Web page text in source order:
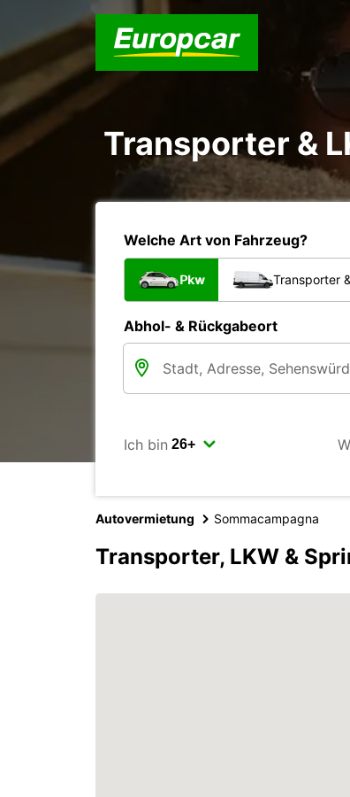
Transporter &
Welche Art von Fahrzeug?
Pkw Transporter
Abhol- & Rückgabeort
Ich bin
Autovermietung Sommacampagna
Transporter, LKW &